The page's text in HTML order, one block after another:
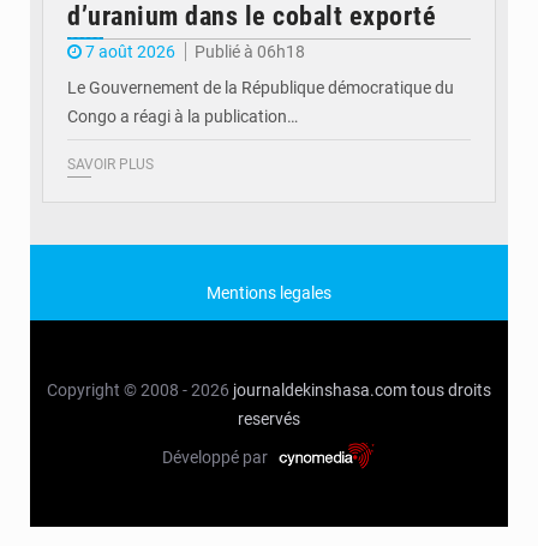
d’uranium dans le cobalt exporté
7 août 2026
Publié à 06h18
Le Gouvernement de la République démocratique du
Congo a réagi à la publication…
SAVOIR PLUS
Mentions legales
Copyright © 2008 - 2026 journaldekinshasa.comtous droits
reservés
Développé par